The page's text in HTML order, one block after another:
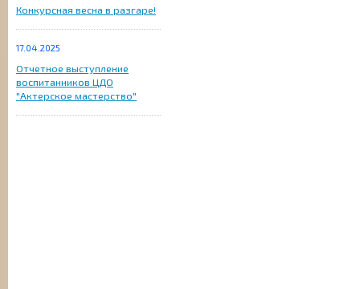
Конкурсная весна в разгаре!
17.04.2025
Отчетное выступление
воспитанников ЦДО
"Актерское мастерство"